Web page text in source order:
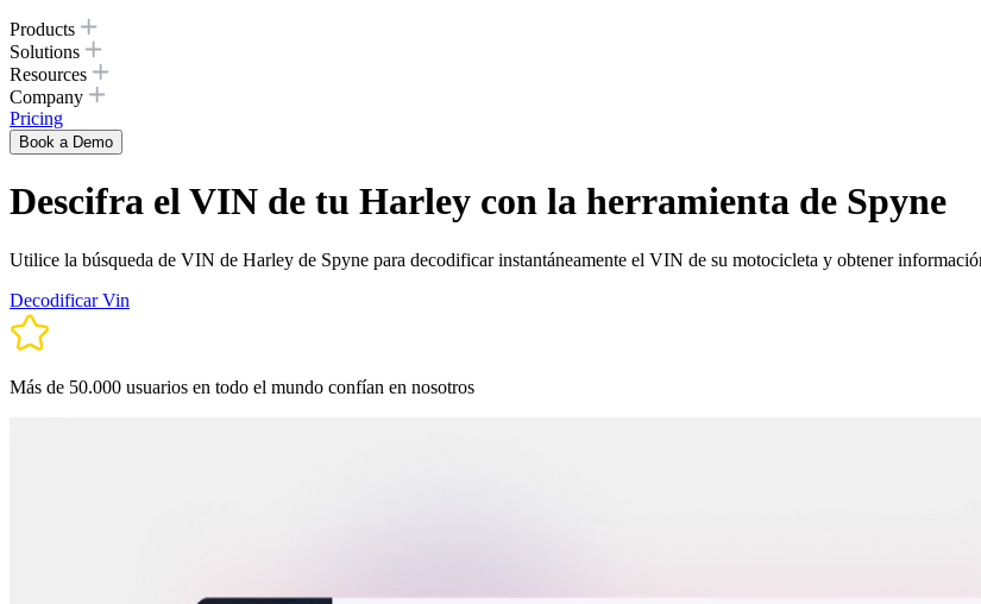
Products
Solutions
Resources
Company
Pricing
Book a Demo
Descifra el VIN de tu Harley con la herramienta de Spyne
Utilice la búsqueda de VIN de Harley de Spyne para decodificar instantáneamente el VIN de su motocicleta y obtener
Decodificar Vin
Más de 50.000 usuarios en todo el mundo confían en nosotros